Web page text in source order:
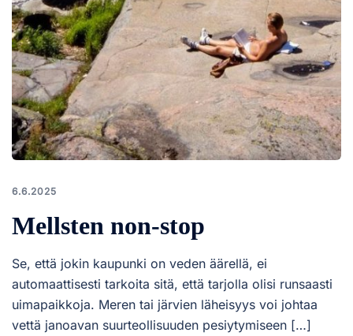
6.6.2025
Mellsten non-stop
Se, että jokin kaupunki on veden äärellä, ei
automaattisesti tarkoita sitä, että tarjolla olisi runsaasti
uimapaikkoja. Meren tai järvien läheisyys voi johtaa
vettä janoavan suurteollisuuden pesiytymiseen […]